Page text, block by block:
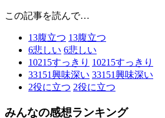
この記事を読んで…
13腹立つ 13腹立つ
6悲しい 6悲しい
10215すっきり 10215すっきり
33151興味深い 33151興味深い
2役に立つ 2役に立つ
みんなの感想ランキング